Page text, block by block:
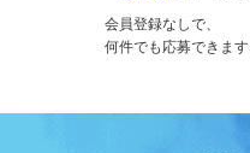
会員登録なしで、
何件でも応募できます